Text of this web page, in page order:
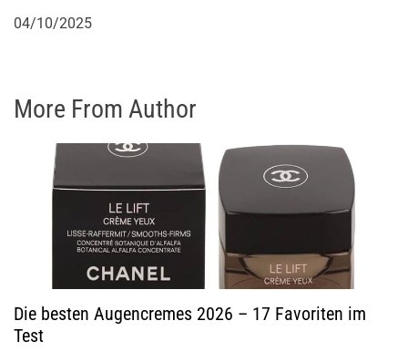
04/10/2025
More From Author
Die besten Augencremes 2026 – 17 Favoriten im
Test